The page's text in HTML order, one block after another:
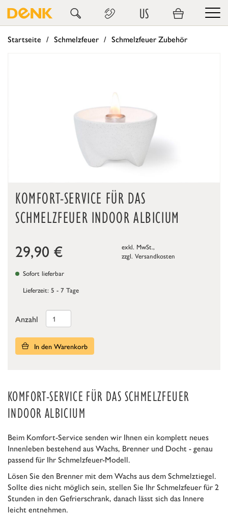
US
Startseite Schmelzfeuer Schmelzfeuer Zubehör
KOMFORT-SERVICE FÜR DAS
SCHMELZFEUER INDOOR ALBICIUM
29,90 €
exkl. MwSt.,
zzgl. Versandkosten
Sofort lieferbar
Lieferzeit: 5 - 7 Tage
Anzahl
In den Warenkorb
KOMFORT-SERVICE FÜR DAS SCHMELZFEUER
INDOOR ALBICIUM
Beim Komfort-Service senden wir Ihnen ein komplett neues
Innenleben bestehend aus Wachs, Brenner und Docht - genau
passend für Ihr Schmelzfeuer-Modell.
Lösen Sie den Brenner mit dem Wachs aus dem Schmelztiegel.
Sollte dies nicht möglich sein, stellen Sie Ihr Schmelzfeuer für 2
Stunden in den Gefrierschrank, danach lässt sich das Innere
leicht entnehmen.